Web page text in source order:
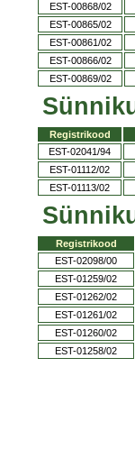
EST-00868/02
EST-00865/02
EST-00861/02
EST-00866/02
EST-00869/02
Registrikood
EST-02041/94
EST-01112/02
EST-01113/02
Registrikood
EST-02098/00
EST-01259/02
EST-01262/02
EST-01261/02
EST-01260/02
EST-01258/02